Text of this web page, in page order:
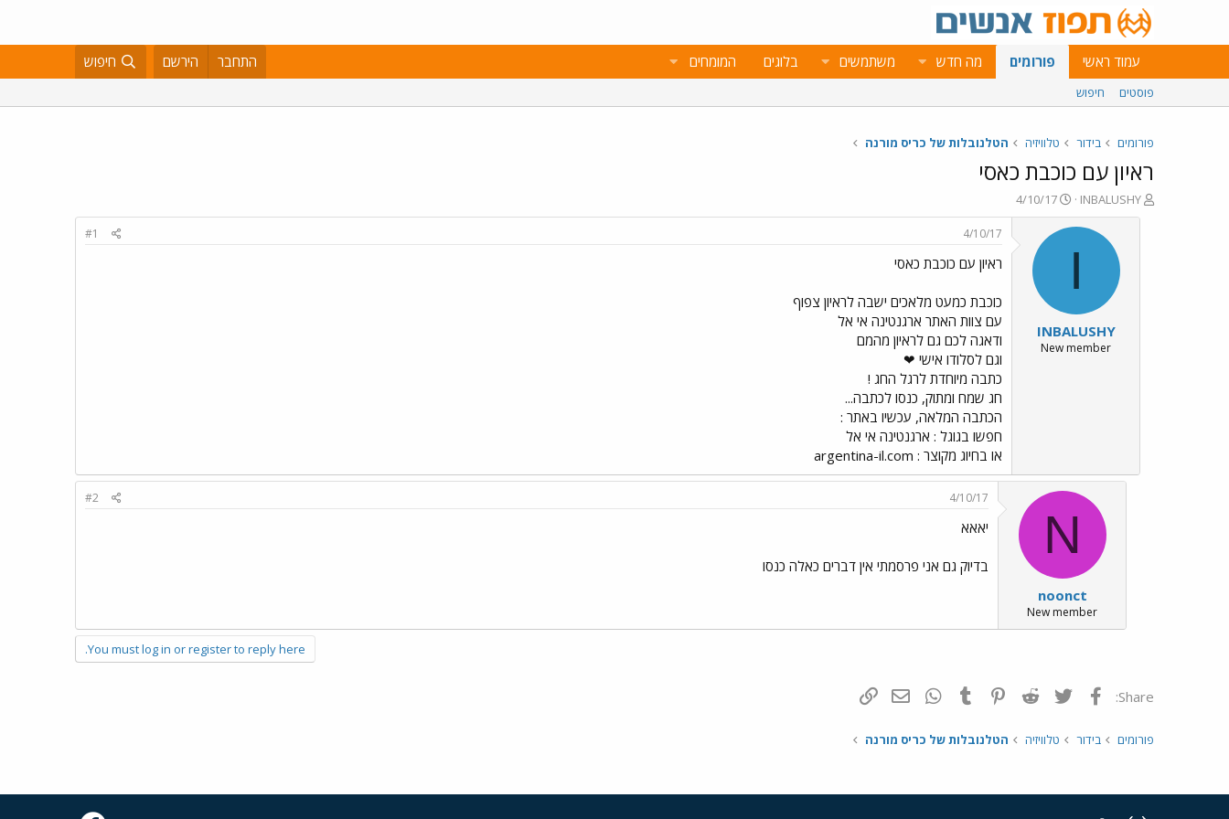
עמוד ראשי פורומים מה חדש משתמשים בלוגים המומחים התחבר הירשם חיפוש
פוסטים חיפוש
פורומים בידור טלוויזיה הטלנובלות של כריס מורנה
ראיון עם כוכבת כאסי
פ
ו
INBALUSHY
פ
ו
ר
א
ר
י
4/10/17
I
INBALUSHY
New member
4/10/17
#1
ראיון עם כוכבת כאסי
כוכבת כמעט מלאכים ישבה לראיון צפוף
עם צוות האתר ארגנטינה אי אל
ודאגה לכם גם לראיון מהמם
וגם לסלודו אישי ❤
כתבה מיוחדת לרגל החג !
חג שמח ומתוק, כנסו לכתבה...
הכתבה המלאה, עכשיו באתר :
חפשו בגוגל : ארגנטינה אי אל
או בחיוג מקוצר : argentina-il.com
N
noonct
New member
4/10/17
#2
יאאא
בדיוק גם אני פרסמתי אין דברים כאלה כנסו
You must log in or register to reply here.
Share: פייסבוק Twitter
Reddit
Pinterest
Tumblr
WhatsAppדואר אלקטרוני
פורומים בידור טלוויזיה הטלנובלות של כריס מורנה